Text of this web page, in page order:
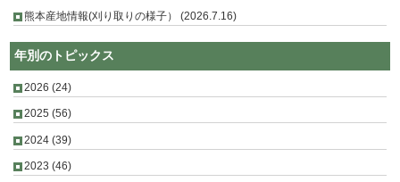
熊本産地情報(刈り取りの様子） (2026.7.16)
年別のトピックス
2026 (24)
2025 (56)
2024 (39)
2023 (46)